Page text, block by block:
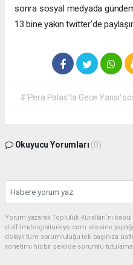
sonra sosyal medyada
13 bine yakın twitter’de
#‘Pera Palas’ta Gece Yarısı’
Okuyucu Yorumları (0)
Yorum yazarak Topluluk Kuralları’nı
dizifilmdergisiturkiye.com sitesine
dolaylı tüm sorumluluğu tek başınıza
yönetimi hiçbir şekilde sorumlu